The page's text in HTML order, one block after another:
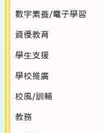
數字素養/電子學習
資優教育
學生支援
學校推廣
校風/訓輔
教務